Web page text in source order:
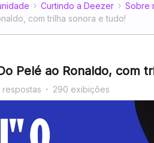
Curtindo a Deezer
Sobre
com trilha sonora e tudo!
Pelé ao Ronaldo, com
respostas 290 exibições